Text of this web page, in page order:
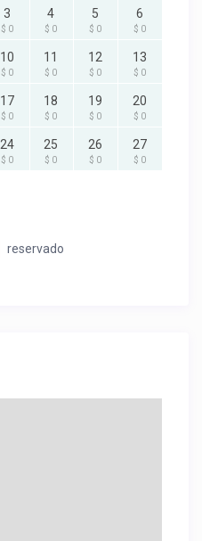
3
$ 0
4
$ 0
5
$ 0
6
$ 0
10
$ 0
11
$ 0
12
$ 0
13
$ 0
17
$ 0
18
$ 0
19
$ 0
20
$ 0
24
$ 0
25
$ 0
26
$ 0
27
$ 0
reservado